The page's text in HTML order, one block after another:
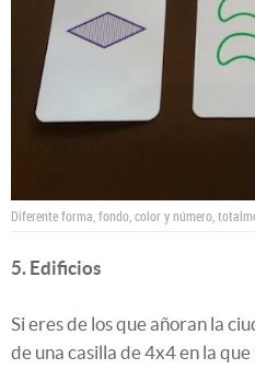
Diferente forma, fondo, color y número,
5. Edificios
Si eres de los que añoran la
de una casilla de 4x4 en la